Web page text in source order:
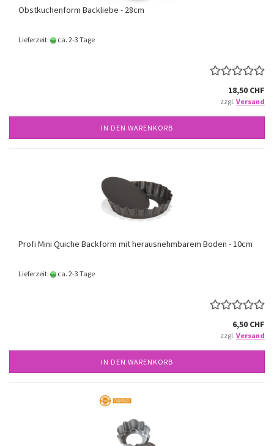
Obstkuchenform Backliebe - 28cm
Lieferzeit: ca. 2-3 Tage
18,50 CHF
zzgl. Versand
IN DEN WARENKORB
Profi Mini Quiche Backform mit herausnehmbarem Boden - 10cm
Lieferzeit: ca. 2-3 Tage
6,50 CHF
zzgl. Versand
IN DEN WARENKORB